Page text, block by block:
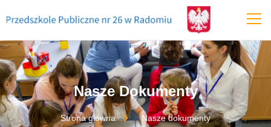
Nasze Dokumenty
Strona główna Nasze dokumenty